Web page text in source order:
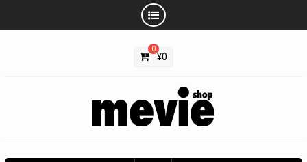
0
¥0